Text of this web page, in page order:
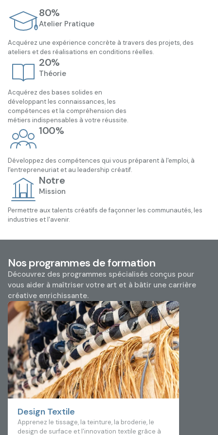
80%
Atelier Pratique
Acquérez une expérience concrète à travers des projets, des
ateliers et des réalisations en conditions réelles.
20%
Théorie
Acquérez des bases solides en
développant les connaissances, les
compétences et la compréhension des
métiers indispensables à votre réussite.
100%
Développez des compétences qui vous préparent à l'emploi, à
l'entrepreneuriat et au leadership créatif.
Notre
Mission
Permettre aux talents créatifs de façonner les communautés, les
industries et l'avenir.
Nos programmes de formation
Découvrez des programmes spécialisés conçus pour
vous aider à maîtriser votre art et à bâtir une carrière
créative enrichissante.
Design Textile
Apprenez le tissage, la teinture, la broderie, le
design de surface et l'innovation textile grâce à